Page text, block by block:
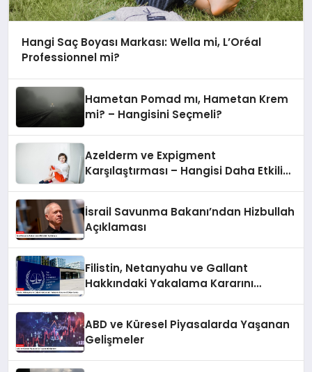
Hangi Saç Boyası Markası: Wella mi, L’Oréal
Professionnel mi?
Hametan Pomad mı, Hametan Krem
mi? – Hangisini Seçmeli?
Azelderm ve Expigment
Karşılaştırması – Hangisi Daha Etkili
İsrail Savunma Bakanı’ndan Hizbullah
Açıklaması
Filistin, Netanyahu ve Gallant
Hakkındaki Yakalama Kararını
ABD ve Küresel Piyasalarda Yaşanan
Gelişmeler